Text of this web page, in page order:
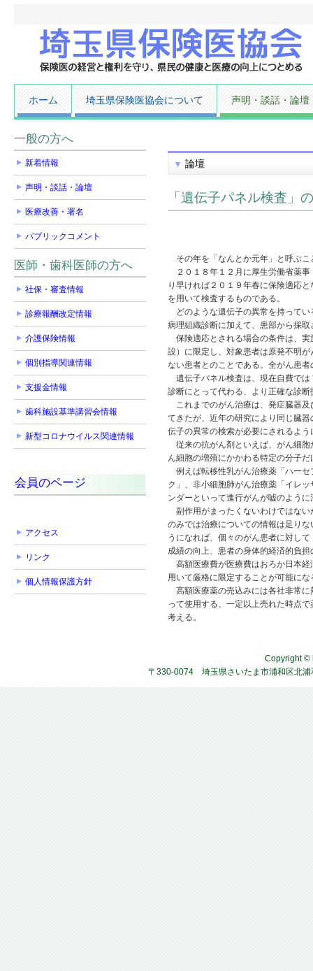
ホーム 埼玉県保険医協会について 声明・談話・論壇
論壇
「遺伝子パネル検査」
その年を「なんとか元年」と呼ぶこ
２０１８年１２月に厚生労働省薬事
り早ければ２０１９年春に保険適応
を用いて検査するものである。
どのような遺伝子の異常を持ってい
病理組織診断に加えて、患部から採
保険適応とされる場合の条件は、実
設）に限定し、対象患者は原発不明
ない患者とのことである。全がん患
遺伝子パネル検査は、現在自費では
診断にとって代わる、より正確な診
これまでのがん治療は、発症臓器及
てきたが、近年の研究により同じ臓
伝子の異常の検索が必要にされるよ
従来の抗がん剤といえば、がん細胞
ん細胞の増殖にかかわる特定の分子
例えば転移性乳がん治療薬「ハーセ
ク」、非小細胞肺がん治療薬「イレ
ンダーといって進行がんが嘘のよう
副作用がまったくないわけではない
のみでは治療についての情報は足り
うになれば、個々のがん患者に対し
成績の向上、患者の身体的経済的負
高額医療費が医療費はおろか日本経
用いて厳格に限定することが可能にな
高額医療薬の売込みには各社非常に
って使用する、一定以上売れた時点
考える。
一般の方へ
新着情報
声明・談話・論壇
医療改善・署名
パブリックコメント
医師・歯科医師の方へ
社保・審査情報
診療報酬改定情報
介護保険情報
個別指導関連情報
支援金情報
歯科施設基準講習会情報
新型コロナウイルス関連情報
会員のページ
アクセス
リンク
個人情報保護方針
Copyright ©
〒330-0074 埼玉県さいたま市浦和区北